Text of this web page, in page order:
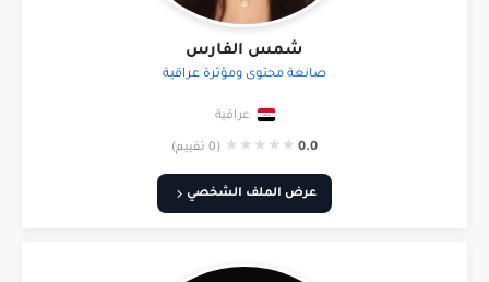
شمس الفارس
صانعة محتوى ومؤثرة عراقية
عراقية
0.0
★
★
★
★
★ (0 تقييم)
عرض الملف الشخصي